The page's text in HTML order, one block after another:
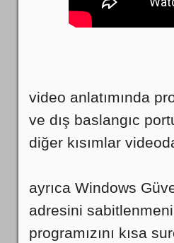
video anlatımında
ve dış baslangıc
diğer kısımlar
ayrıca Windows
adresini
programızını kısa